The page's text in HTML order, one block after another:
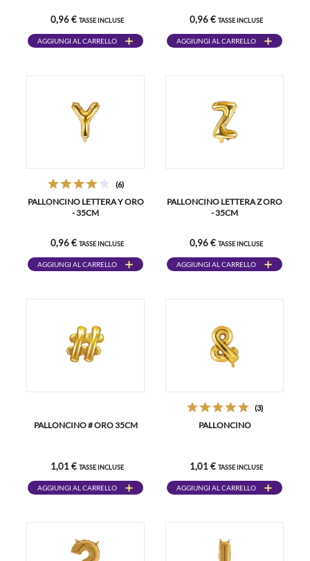
0,96 € TASSE INCLUSE
AGGIUNGI AL CARRELLO
0,96 € TASSE INCLUSE
AGGIUNGI AL CARRELLO
(6)
PALLONCINO LETTERA Y ORO
- 35CM
0,96 € TASSE INCLUSE
AGGIUNGI AL CARRELLO
PALLONCINO LETTERA Z ORO
- 35CM
0,96 € TASSE INCLUSE
AGGIUNGI AL CARRELLO
PALLONCINO # ORO 35CM
1,01 € TASSE INCLUSE
AGGIUNGI AL CARRELLO
(3)
PALLONCINO
1,01 € TASSE INCLUSE
AGGIUNGI AL CARRELLO